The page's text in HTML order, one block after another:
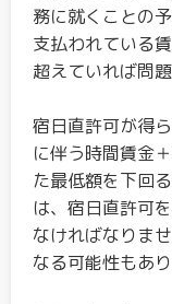
務に就くことの
支払われている
超えていれば問
宿日直許可が得
に伴う時間賃金
た最低額を下回
は、宿日直許可
なければなりま
なる可能性もあ